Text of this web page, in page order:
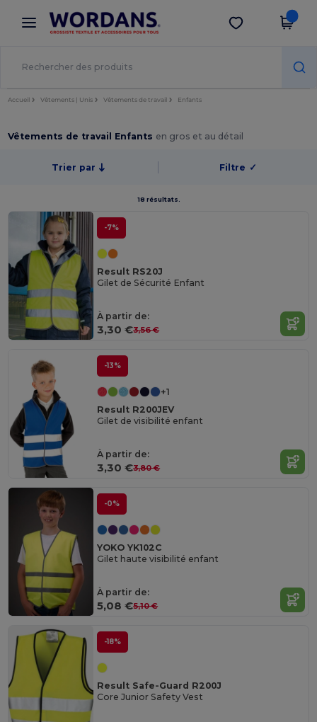
× Appli Wordans
Meilleurs prix sur l’app !
Obtenir l'appli
Accueil Vêtements | Unis Vêtements de travail Enfants
Vêtements de travail Enfants en gros et au détail
Trier par Filtre ✓
18 résultats.
-7%
Result RS20J
Gilet de Sécurité Enfant
À partir de:
3,30 €3,56 €
-13%
+1
Result R200JEV
Gilet de visibilité enfant
À partir de:
3,30 €3,80 €
-0%
YOKO YK102C
Gilet haute visibilité enfant
À partir de:
5,08 €5,10 €
-18%
Result Safe-Guard R200J
Core Junior Safety Vest